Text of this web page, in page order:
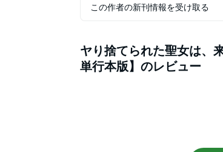
この作者の新刊情報を受け取る
ヤり捨てられた聖女は、
単行本版】 のレビュー